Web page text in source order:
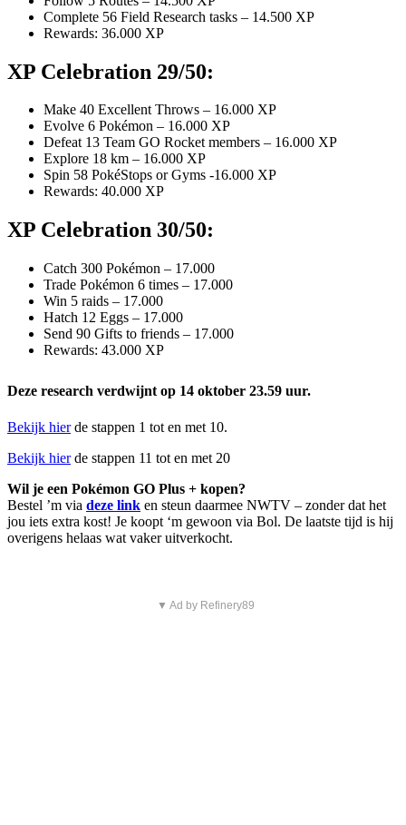
Complete 56 Field Research tasks – 14.500 XP
Rewards: 36.000 XP
XP Celebration 29/50:
Make 40 Excellent Throws – 16.000 XP
Evolve 6 Pokémon – 16.000 XP
Defeat 13 Team GO Rocket members – 16.000 XP
Explore 18 km – 16.000 XP
Spin 58 PokéStops or Gyms -16.000 XP
Rewards: 40.000 XP
XP Celebration 30/50:
Catch 300 Pokémon – 17.000
Trade Pokémon 6 times – 17.000
Win 5 raids – 17.000
Hatch 12 Eggs – 17.000
Send 90 Gifts to friends – 17.000
Rewards: 43.000 XP
Deze research verdwijnt op 14 oktober 23.59 uur.
Bekijk hierde stappen 1 tot en met 10.
Bekijk hierde stappen 11 tot en met 20
Wil je een Pokémon GO Plus + kopen?
Bestel ’m via deze link en steun daarmee NWTV – zonder dat het
jou iets extra kost! Je koopt ‘m gewoon via Bol. De laatste tijd is hij
overigens helaas wat vaker uitverkocht.
▼ Ad by Refinery89